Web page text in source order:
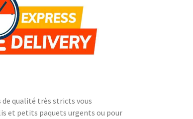
de qualité très stricts vous
et petits paquets urgents ou pour